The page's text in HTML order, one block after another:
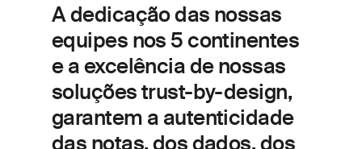
A dedicação das nossas
equipes nos 5 continentes
e a excelência de nossas
soluções trust-by-design,
garantem a autenticidade
das notas, dos dados, dos